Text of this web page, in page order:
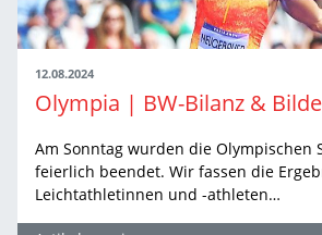
12.08.2024
Olympia | BW-Bilanz &
Am Sonntag wurden die Olympischen
feierlich beendet. Wir fassen die
Leichtathletinnen und -athleten…